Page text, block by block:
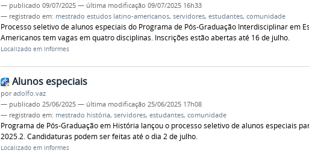
— publicado 09/07/2025 — última modificação 09/07/2025 16h33
— registrado em: mestrado estudos latino-americanos, servidores, estudantes, comunidade
Processo seletivo de alunos especiais do Programa de Pós-Graduação Interdisciplinar em
Americanos tem vagas em quatro disciplinas. Inscrições estão abertas até 16 de julho.
Localizado em Informes
Alunos especiais
poradolfo.vaz
— publicado 25/06/2025 — última modificação 25/06/2025 17h08
— registrado em: mestrado história, servidores, estudantes, comunidade
Programa de Pós-Graduação em História lançou o processo seletivo de alunos especiais
2025.2. Candidaturas podem ser feitas até o dia 2 de julho.
Localizado em Informes